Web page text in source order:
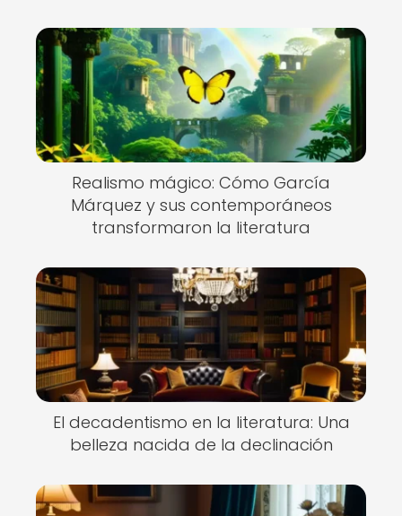
Realismo mágico: Cómo García
Márquez y sus contemporáneos
transformaron la literatura
El decadentismo en la literatura: Una
belleza nacida de la declinación